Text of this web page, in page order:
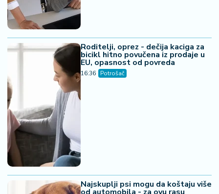
Roditelji, oprez - dečija kaciga za
bicikl hitno povučena iz prodaje u
EU, opasnost od povreda
16:36 Potrošač
Najskuplji psi mogu da koštaju više